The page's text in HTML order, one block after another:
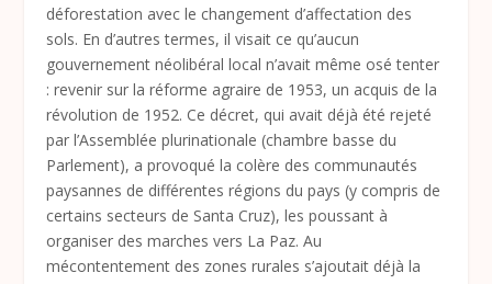
déforestation avec le changement d’affectation des
sols. En d’autres termes, il visait ce qu’aucun
gouvernement néolibéral local n’avait même osé tenter
: revenir sur la réforme agraire de 1953, un acquis de la
révolution de 1952. Ce décret, qui avait déjà été rejeté
par l’Assemblée plurinationale (chambre basse du
Parlement), a provoqué la colère des communautés
paysannes de différentes régions du pays (y compris de
certains secteurs de Santa Cruz), les poussant à
organiser des marches vers La Paz. Au
mécontentement des zones rurales s’ajoutait déjà la